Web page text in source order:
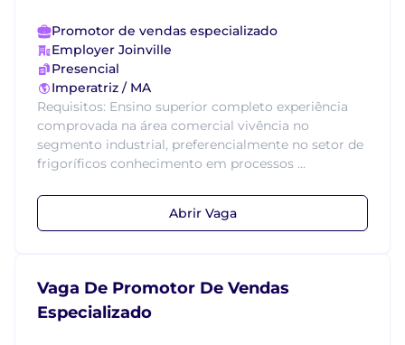
Promotor de vendas especializado
Employer Joinville
Presencial
Imperatriz / MA
Requisitos: Ensino superior completo experiência
comprovada na área comercial vivência no
segmento industrial, preferencialmente no setor de
frigoríficos conhecimento em processos ...
Abrir Vaga
Vaga De Promotor De Vendas
Especializado